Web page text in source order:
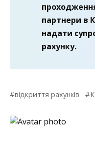
партнери в
надати
рахунку.
відкриття рахунків